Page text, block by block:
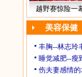
越野赛惊险一
美容保健
丰胸--林志玲
睡觉减肥--瘦
伤夫妻感情